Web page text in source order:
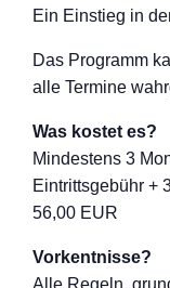
Ein Einstieg in
Das Programm
alle Termine
Was kostet es?
Mindestens 3
Eintrittsgebühr +
56,00 EUR
Vorkentnisse?
Alle Regeln,